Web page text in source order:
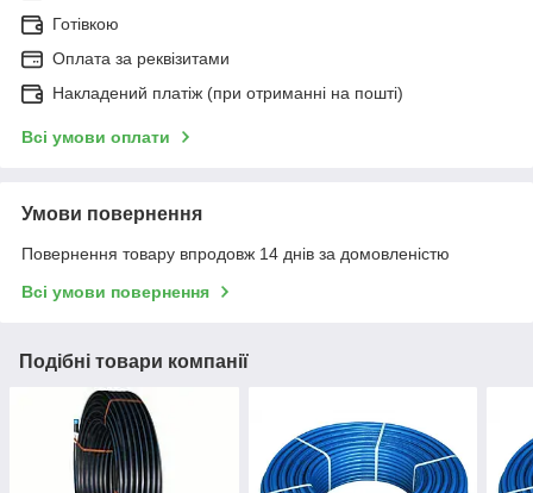
Готівкою
Оплата за реквізитами
Накладений платіж (при отриманні на пошті)
Всі умови оплати
Умови повернення
Повернення товару впродовж 14 днів за домовленістю
Всі умови повернення
Подібні товари компанії